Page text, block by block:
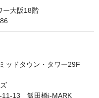
ー大阪18階
ッドタウン・タワー29F
13　飯田橋i-MARK